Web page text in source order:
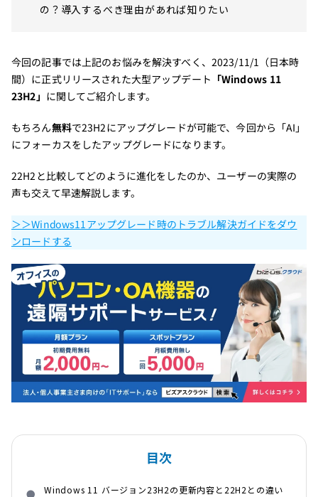
の？導入するべき理由があれば知りたい
今回の記事では上記のお悩みを解決すべく、2023/11/1（日本時
間）に正式リリースされた大型アップデート 「Windows 11
23H2」 に関してご紹介します。
もちろん無料で23H2にアップグレードが可能で、今回から「AI」
にフォーカスをしたアップグレードになります。
22H2と比較してどのように進化をしたのか、ユーザーの実際の
声も交えて早速解説します。
＞＞Windows11アップグレード時のトラブル解決ガイドをダウ
ンロードする
目次
Windows 11 バージョン23H2の更新内容と22H2との違い